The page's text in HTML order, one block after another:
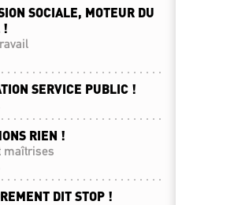
SOCIALE, MOTEUR DU
!
SERVICE PUBLIC !
RIEN !
maîtrises
DIT STOP !